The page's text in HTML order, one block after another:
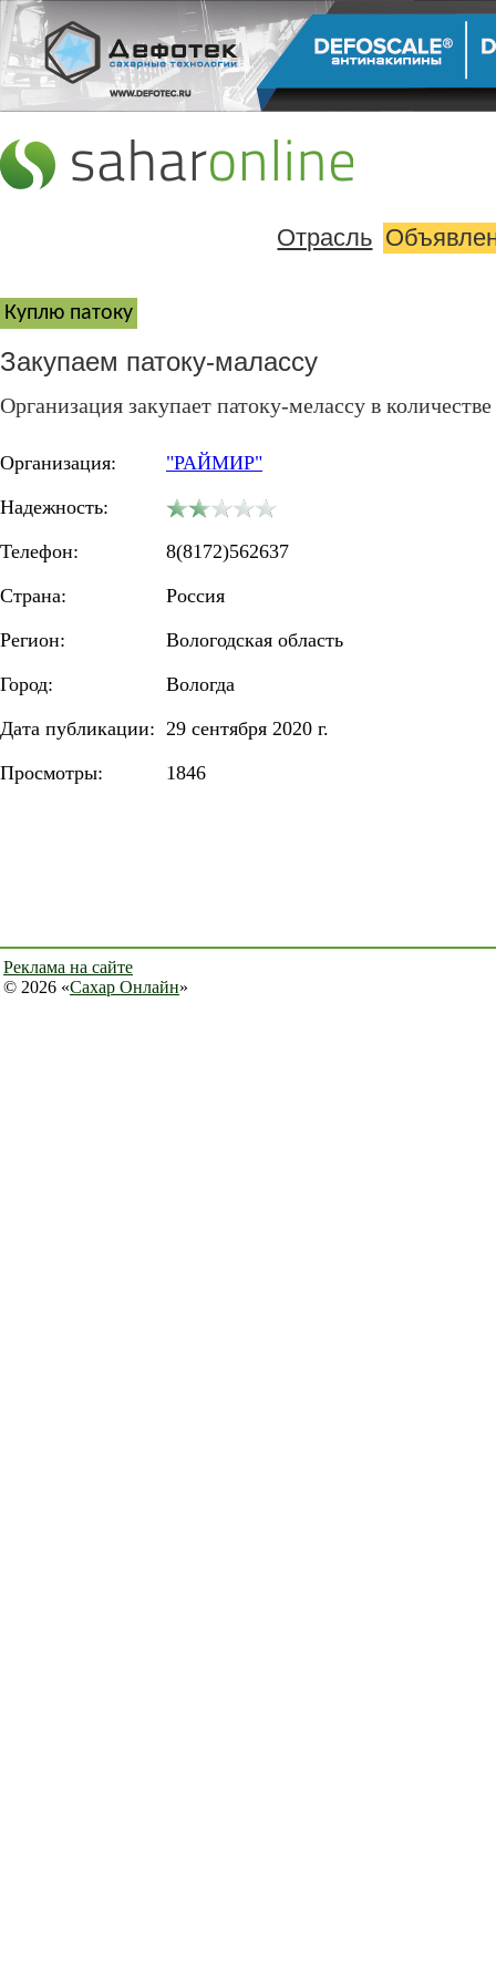
Отрасль
Куплю патоку
Закупаем патоку-малассу
Организация закупает патоку-мелассу в
Организация:
"РАЙМИР"
Надежность:
Телефон:
8(8172)562637
Страна:
Россия
Регион:
Вологодская область
Город:
Вологда
Дата публикации: 29 сентября 2020 г.
Просмотры:
1846
Реклама на сайте
© 2026 «Сахар Онлайн»